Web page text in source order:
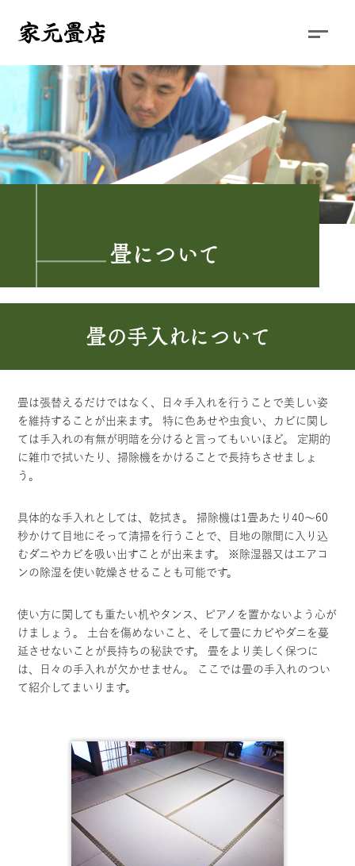
畳について
畳の手入れについて
畳は張替えるだけではなく、日々手入れを行うことで美しい姿
を維持することが出来ます。 特に色あせや虫食い、カビに関し
ては手入れの有無が明暗を分けると言ってもいいほど。 定期的
に雑巾で拭いたり、掃除機をかけることで長持ちさせましょ
う。
具体的な手入れとしては、乾拭き。 掃除機は1畳あたり40～60
秒かけて目地にそって清掃を行うことで、目地の隙間に入り込
むダニやカビを吸い出すことが出来ます。 ※除湿器又はエアコ
ンの除湿を使い乾燥させることも可能です。
使い方に関しても重たい机やタンス、ピアノを置かないよう心が
けましょう。 土台を傷めないこと、そして畳にカビやダニを蔓
延させないことが長持ちの秘訣です。 畳をより美しく保つに
は、日々の手入れが欠かせません。 ここでは畳の手入れのつい
て紹介してまいります。